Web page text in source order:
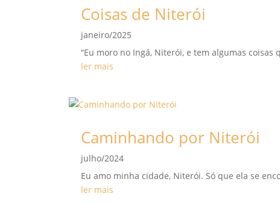
Coisas de Niterói
janeiro/2025
“Eu moro no Ingá, Niterói, e tem algumas
ler mais
Caminhando por Niterói
julho/2024
Eu amo minha cidade, Niterói. Só que ela se
ler mais